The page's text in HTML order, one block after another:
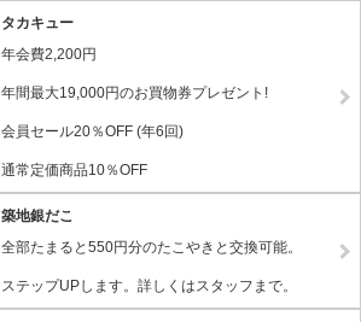
タカキュー
年会費2,200円
年間最大19,000円のお買物券プレゼント!
会員セール20％OFF (年6回)
通常定価商品10％OFF
築地銀だこ
全部たまると550円分のたこやきと交換可能。
ステップUPします。詳しくはスタッフまで。